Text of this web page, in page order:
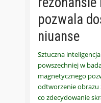
pozwala
niuanse
Sztuczna
powszechniej w
magnetycznego
odtworzenie obrazu
co zdecydowanie